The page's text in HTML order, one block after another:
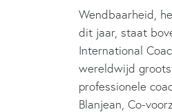
Wendbaarheid,
dit jaar, staat
International
wereldwijd
professionele
Blanjean, Co-